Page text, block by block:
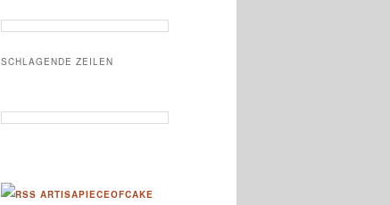
SCHLAGENDE ZEILEN
ARTISAPIECEOFCAKE